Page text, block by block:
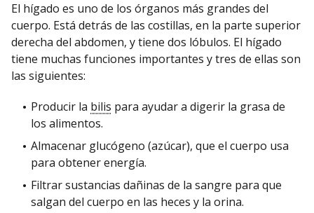
El hígado es uno de los órganos más grandes del
cuerpo. Está detrás de las costillas, en la parte superior
derecha del abdomen, y tiene dos lóbulos. El hígado
tiene muchas funciones importantes y tres de ellas son
las siguientes:
Producir la bilis para ayudar a digerir la grasa de
los alimentos.
Almacenar glucógeno (azúcar), que el cuerpo usa
para obtener energía.
Filtrar sustancias dañinas de la sangre para que
salgan del cuerpo en las heces y la orina.